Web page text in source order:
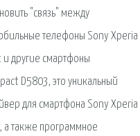
"связь" между
телефоны Sony Xperia
и другие смартфоны
D5803, это уникальный
для смартфона Sony Xperia
а также программное